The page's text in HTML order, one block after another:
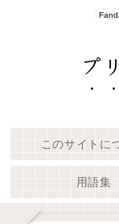
プ
このサイトに
用語集